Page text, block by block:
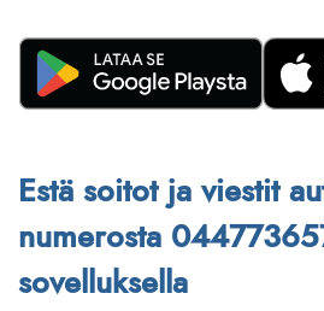
Estä soitot ja viestit
numerosta
sovelluksella